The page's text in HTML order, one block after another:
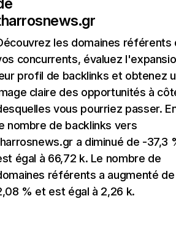
les domaines référents
concurrents, évaluez
profil de backlinks et obtenez
claire des opportunités à
vous pourriez passer.
nombre de backlinks vers
a diminué de -37,3
égal à 66,72 k. Le nombre de
référents a augmenté de
% et est égal à 2,26 k.